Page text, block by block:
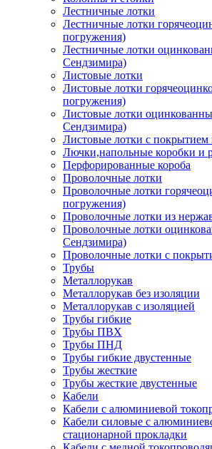
Лестничные лотки
Лестничные лотки
погружения)
Лестничные лотки
Сендзимира)
Листовые лотки
Листовые лотки
погружения)
Листовые лотки
Сендзимира)
Листовые лотки с покрытием
Лючки,напольные коробки и
Перфорированные короба
Проволочные лотки
Проволочные лотки
погружения)
Проволочные лотки из
Проволочные лотки
Сендзимира)
Проволочные лотки с
Трубы
Металлорукав
Металлорукав без изоляции
Металлорукав с изоляцией
Трубы гибкие
Трубы ПВХ
Трубы ПНД
Трубы гибкие двустенные
Трубы жесткие
Трубы жесткие двустенные
Кабели
Кабели с алюминиевой
Кабели силовые с
стационарной прокладки